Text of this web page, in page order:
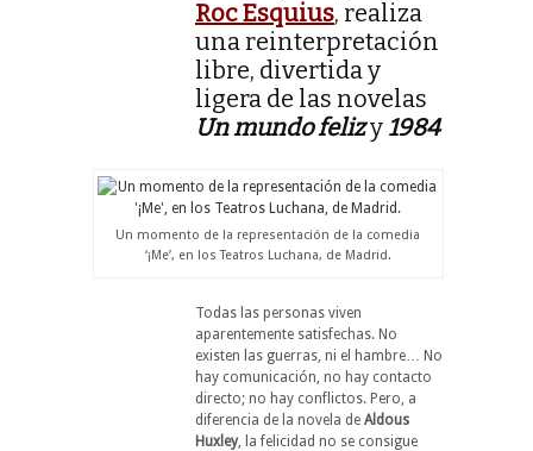
Roc Esquius, realiza
una reinterpretación
libre, divertida y
ligera de las novelas
Un mundo felizy 1984
Un momento de la representación de la comedia
‘¡Me’, en los Teatros Luchana, de Madrid.
Todas las personas viven
aparentemente satisfechas. No
existen las guerras, ni el hambre… No
hay comunicación, no hay contacto
directo; no hay conflictos. Pero, a
diferencia de la novela de Aldous
Huxley, la felicidad no se consigue